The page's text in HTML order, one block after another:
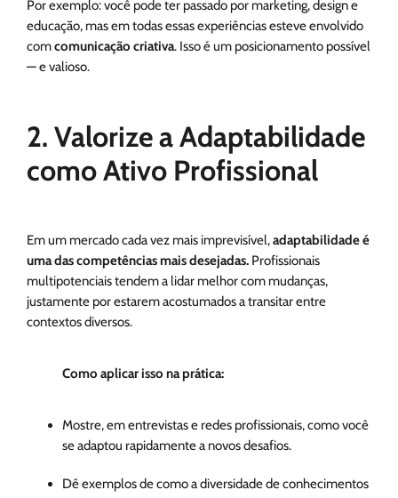
Por exemplo: você pode ter passado por marketing, design e
educação, mas em todas essas experiências esteve envolvido
comcomunicação criativa. Isso é um posicionamento possível
— e valioso.
2. Valorize a Adaptabilidade
como Ativo Profissional
Em um mercado cada vez mais imprevisível,adaptabilidade é
uma das competências mais desejadas. Profissionais
multipotenciais tendem a lidar melhor com mudanças,
justamente por estarem acostumados a transitar entre
contextos diversos.
Como aplicar isso na prática:
Mostre, em entrevistas e redes profissionais, como você
se adaptou rapidamente a novos desafios.
Dê exemplos de como a diversidade de conhecimentos